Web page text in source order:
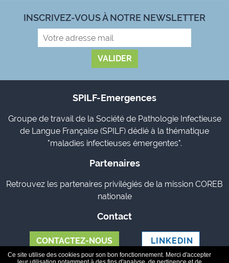
INSCRIVEZ-VOUS À NOTRE NEWSLETTER
SPILF-Emergences
Groupe de travail de la Société de Pathologie Infectieuse
de Langue Française (SPILF) dédié à la thématique
"maladies infectieuses émergentes".
Partenaires
Retrouvez les partenaires privilégiés de la mission COREB
nationale
Contact
CONTACTEZ-NOUS LINKEDIN
Ce site utilise des cookies pour son bon fonctionnement. Merci d'accepter